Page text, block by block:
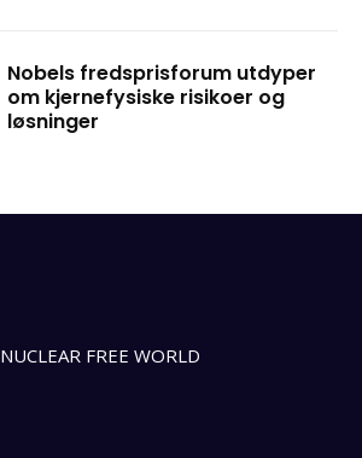
Nobels fredsprisforum utdyper
om kjernefysiske risikoer og
løsninger
FREE WORLD